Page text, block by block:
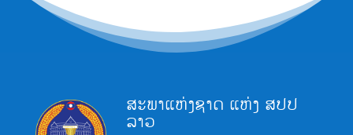
ສະພາແຫ່ງຊາດ ແຫ່ງ ສປປ
ລາວ